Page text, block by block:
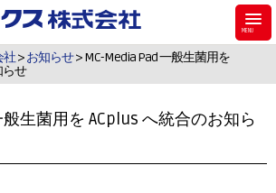
料用のシラン・シリコーンなどのケミカル製品、食
・植物用の検査キットを販売しています。
社>お知らせ> MC-Media Pad 一般生菌用を
らせ
般生菌用を ACplus へ統合のお知ら